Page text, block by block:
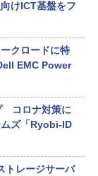
けICT基盤をフ
クロードに特
EMC Power
コロナ対策に
ズ「Ryobi-ID
トレージサーバ